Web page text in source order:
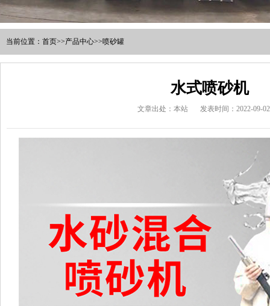
当前位置： 首页>>产品中心>>喷砂罐
水式喷砂机
文章出处：本站 发表时间：2022-09-02